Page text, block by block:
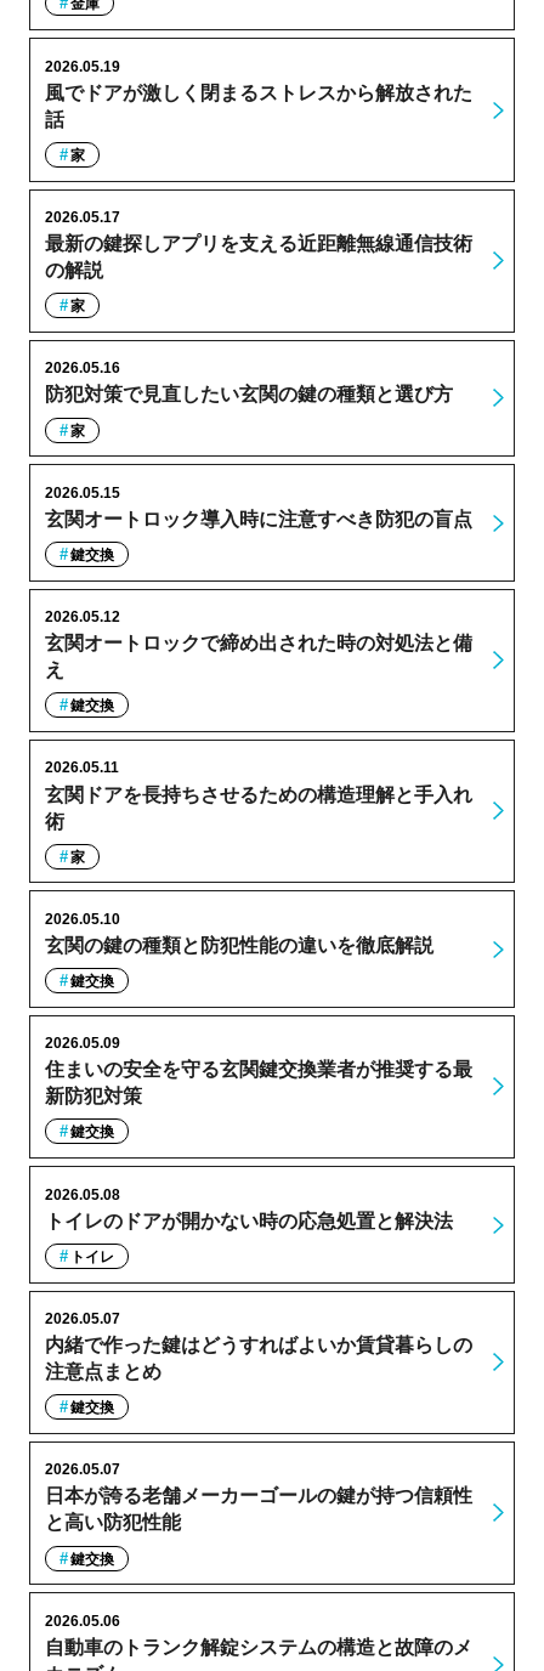
金庫
風でドアが激しく閉まるストレスから解放された
話
2026.05.19
家
最新の鍵探しアプリを支える近距離無線通信技術
の解説
2026.05.17
家
防犯対策で見直したい玄関の鍵の種類と選び方
2026.05.16
家
玄関オートロック導入時に注意すべき防犯の盲点
2026.05.15
鍵交換
玄関オートロックで締め出された時の対処法と備
え
2026.05.12
鍵交換
玄関ドアを長持ちさせるための構造理解と手入れ
術
2026.05.11
家
玄関の鍵の種類と防犯性能の違いを徹底解説
2026.05.10
鍵交換
住まいの安全を守る玄関鍵交換業者が推奨する最
新防犯対策
2026.05.09
鍵交換
トイレのドアが開かない時の応急処置と解決法
2026.05.08
トイレ
内緒で作った鍵はどうすればよいか賃貸暮らしの
注意点まとめ
2026.05.07
鍵交換
日本が誇る老舗メーカーゴールの鍵が持つ信頼性
と高い防犯性能
2026.05.07
鍵交換
自動車のトランク解錠システムの構造と故障のメ
2026.05.06